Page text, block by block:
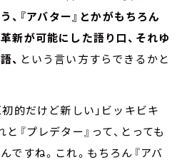
、『アバター』とかがもちろん
新が可能にした語り口、それゆ
、 という言い方すらできるかと
的だけど新しい」ビッキビキ
『プレデター』って、とっても
ですね。これ。もちろん『アバ